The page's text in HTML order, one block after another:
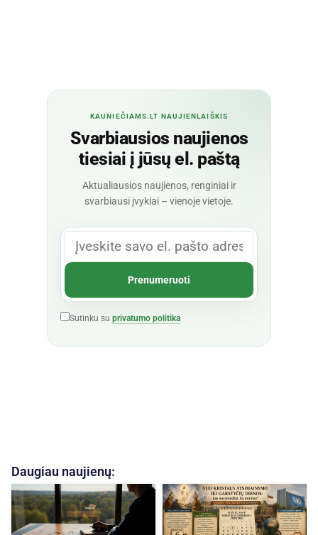
KAUNIEČIAMS.LT NAUJIENLAIŠKIS
Svarbiausios naujienos
tiesiai į jūsų el. paštą
Aktualiausios naujienos, renginiai ir
svarbiausi įvykiai – vienoje vietoje.
Sutinku su privatumo politika
Daugiau naujienų: